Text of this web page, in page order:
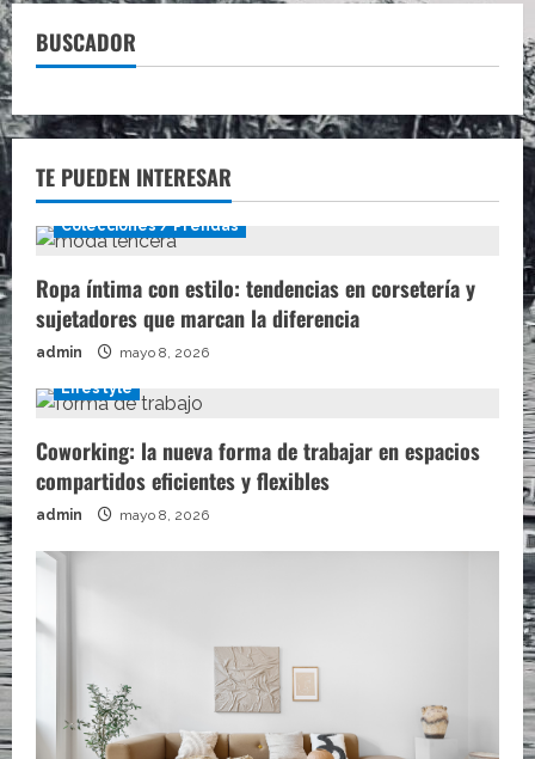
BUSCADOR
TE PUEDEN INTERESAR
Colecciones / Prendas
Ropa íntima con estilo: tendencias en corsetería y
sujetadores que marcan la diferencia
admin mayo 8, 2026
Lifestyle
Coworking: la nueva forma de trabajar en espacios
compartidos eficientes y flexibles
admin mayo 8, 2026